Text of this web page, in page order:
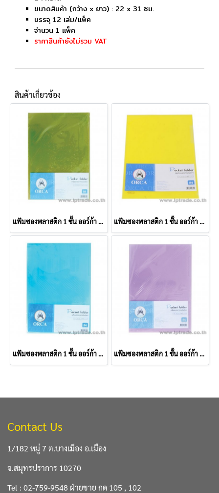
ขนาดสินค้า (กว้าง x ยาว) : 22 x 31 ซม.
บรรจุ 12 เล่ม/แพ็ค
จำนวน 1 แพ็ค
ราคาสินค้ายังไม่รวม VAT
สินค้าเกี่ยวข้อง
แฟ้มซองพลาสติก 1 ชั้น ออร์ก้า A4 สีเขียว (แพ็ค 12 เล่ม) แฟ้มซองพลาสติก 1 ชั้น ออร์ก้า A4 สีเหลือง (แพ็ค 12 เล่ม)
แฟ้มซองพลาสติก 1 ชั้น ออร์ก้า A4 สีฟ้า (แพ็ค 12 เล่ม) แฟ้มซองพลาสติก 1 ชั้น ออร์ก้า A4 สีชมพู (แพ็ค 12 เล่ม)
Contact Us
1/182 หมู่ 7 ต.บางเมือง อ.เมือง
จ.สมุทรปราการ 10270
Tel : 02-759-9548 ฝ่ายขาย กด 105 , 102